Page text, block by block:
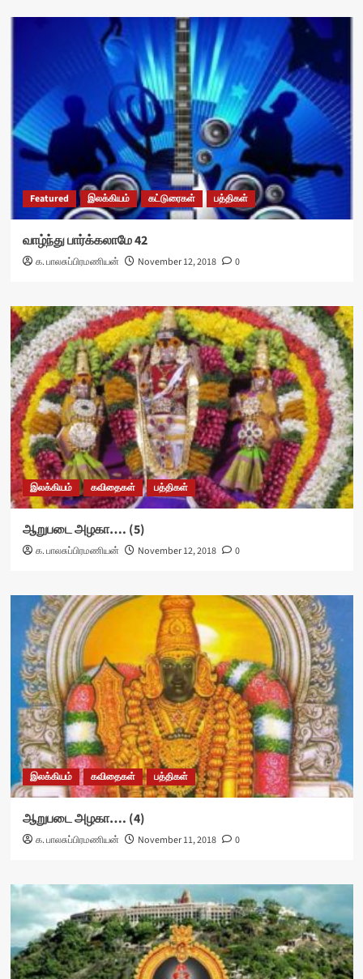
Featured இலக்கியம் கட்டுரைகள் பத்திகள்
வாழ்ந்து பார்க்கலாமே 42
க. பாலசுப்பிரமணியன் November 12, 2018 0
இலக்கியம் கவிதைகள் பத்திகள்
ஆறுபடை அழகா…. (5)
க. பாலசுப்பிரமணியன் November 12, 2018 0
இலக்கியம் கவிதைகள் பத்திகள்
ஆறுபடை அழகா…. (4)
க. பாலசுப்பிரமணியன் November 11, 2018 0